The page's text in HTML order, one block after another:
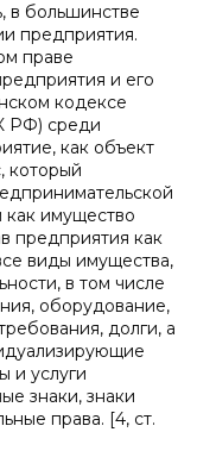
в большинстве
предприятия.
праве
и его
кодексе
РФ) среди
как объект
который
как имущество
предприятия как
виды имущества,
в том числе
оборудование,
долги, а
и услуги
знаки, знаки
права. [4, ст.